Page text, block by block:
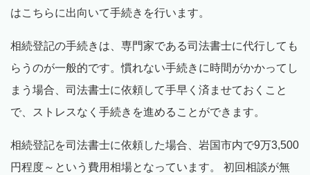
はこちらに出向いて手続きを行います。
相続登記の手続きは、専門家である司法書士に代行しても
らうのが一般的です。慣れない手続きに時間がかかってし
まう場合、司法書士に依頼して手早く済ませておくこと
で、ストレスなく手続きを進めることができます。
相続登記を司法書士に依頼した場合、岩国市内で9万3,500
円程度～という費用相場となっています。 初回相談が無